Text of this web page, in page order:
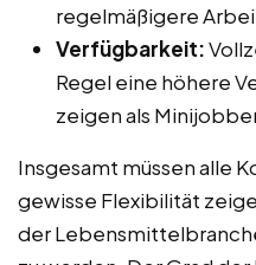
regelmäßigere
Verfügbarkeit:
Regel eine höhere
zeigen als
Insgesamt müssen alle
gewisse Flexibilität
der